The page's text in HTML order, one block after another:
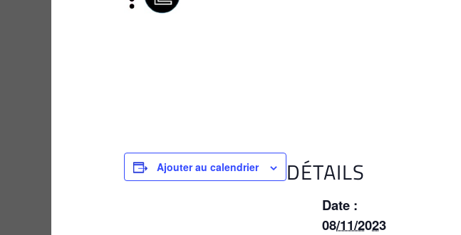
Ajouter au calendrier DÉTAILS
Date :
08/11/2023